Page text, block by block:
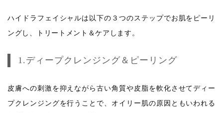
ハイドラフェイシャルは以下の３つのステップでお肌をピーリ
ングし、トリートメント＆ケアします。
1.ディープクレンジング＆ピーリング
皮膚への刺激を抑えながら古い角質や皮脂を軟化させてディー
プクレンジングを行うことで、オイリー肌の原因ともいわれる